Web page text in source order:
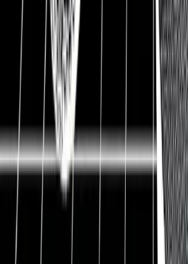
▲ Etsy ist der weltweit führende
Anbieter für handgemachte
Einzigartigkeit und Inspiration.
man bei Louis Vuitton oder
nicht im Onlineshopping. Etsy hat
geschafft, diese Eigenschaften
bringen. Etsy ist nicht der
sondern eine Quelle der
Etsy, um Produkte zu finden, die
auf der Welt gibt. Genau diese
und hat das Unternehmen
Coronakrise geführt. Aber kann